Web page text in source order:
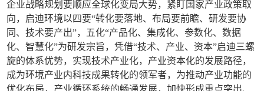
企业战略规划要顺应全球化变局大势，紧盯国家产业政策取
向，启迪环境以四要“转化要落地、布局要前瞻、研发要协
同、技术要产出”，五化“产品化、集成化、参数化、数据
化、智慧化”为研发宗旨，凭借“技术、产业、资本”启迪三螺
旋的体系优势，实现技术产业化，产业资本化的发展路径，
成为环境产业内科技成果转化的领军者，为推动产业功能的
优化布局，产业循环系统的畅通发展，加快形成重点突出、